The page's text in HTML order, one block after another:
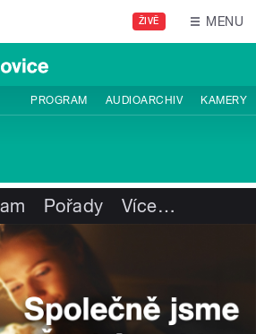
ŽIVĚ MENU
PROGRAM AUDIOARCHIV KAMERY
Pořady Více…